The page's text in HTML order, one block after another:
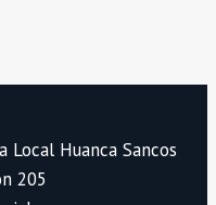
Local Huanca Sancos
205